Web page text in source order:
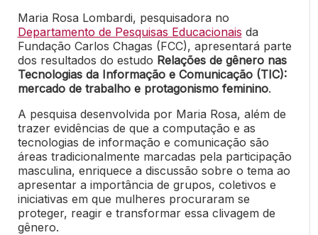
Maria Rosa Lombardi, pesquisadora no
Departamento de Pesquisas Educacionais da
Fundação Carlos Chagas (FCC), apresentará parte
dos resultados do estudo Relações de gênero nas
Tecnologias da Informação e Comunicação (TIC):
mercado de trabalho e protagonismo feminino.
A pesquisa desenvolvida por Maria Rosa, além de
trazer evidências de que a computação e as
tecnologias de informação e comunicação são
áreas tradicionalmente marcadas pela participação
masculina, enriquece a discussão sobre o tema ao
apresentar a importância de grupos, coletivos e
iniciativas em que mulheres procuraram se
proteger, reagir e transformar essa clivagem de
gênero.